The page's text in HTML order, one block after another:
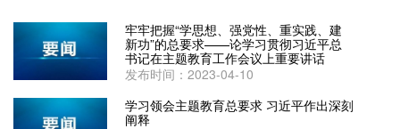
牢牢把握“学思想、强党性、重实践、建
新功”的总要求——论学习贯彻习近平总
书记在主题教育工作会议上重要讲话
发布时间：2023-04-10
学习领会主题教育总要求 习近平作出深刻
阐释